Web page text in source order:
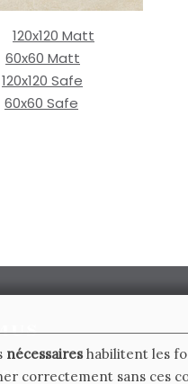
120x120 Matt
60x60 Matt
120x120 Safe
60x60 Safe
nécessaireshabilitent les
correctement sans ces